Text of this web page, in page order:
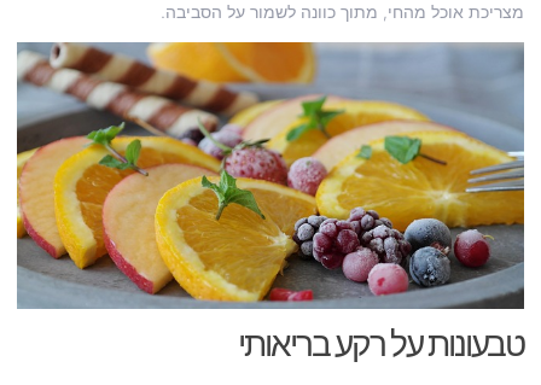
מצריכת אוכל מהחי, מתוך כוונה לשמור על הסביבה.
טבעונות על רקע בריאותי